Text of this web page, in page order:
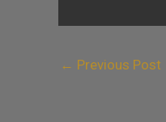
← Previous Post